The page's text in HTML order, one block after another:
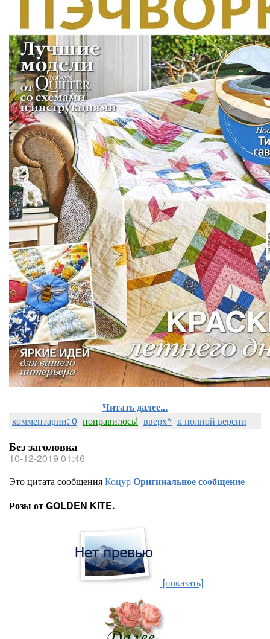
Читать далее...
комментарии: 0 понравилось! вверх^ к полной версии
Без заголовка
10-12-2019 01:46
Это цитата сообщенияКоцурОригинальное сообщение
Розы от GOLDEN KITE.
[показать]